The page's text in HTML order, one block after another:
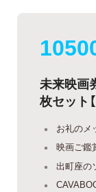
未来映画
枚セット【
お礼のメ
映画ご鑑
出町座の